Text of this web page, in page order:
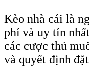
Kèo nhà cái là
phí và uy tín
các cược thủ
và quyết định